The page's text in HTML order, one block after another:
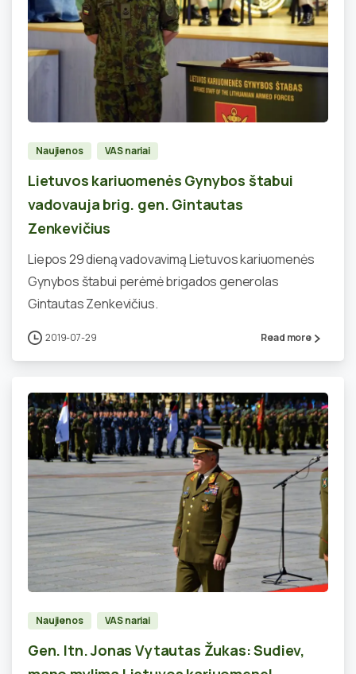
0
Naujienos VAS nariai
Lietuvos kariuomenės Gynybos štabui
vadovauja brig. gen. Gintautas
Zenkevičius
Liepos 29 dieną vadovavimą Lietuvos kariuomenės
Gynybos štabui perėmė brigados generolas
Gintautas Zenkevičius.
2019-07-29 Read more
0
Naujienos VAS nariai
Gen. ltn. Jonas Vytautas Žukas: Sudiev,